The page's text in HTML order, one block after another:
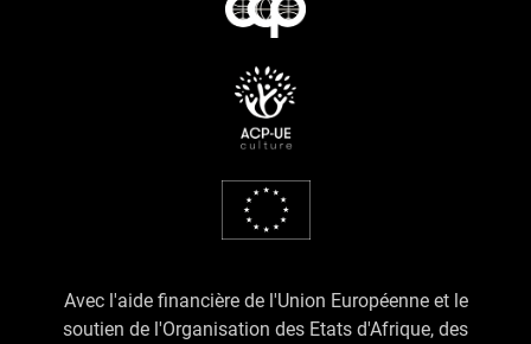
Avec l'aide financière de l'Union Européenne et le
soutien de l'Organisation des Etats d'Afrique, des